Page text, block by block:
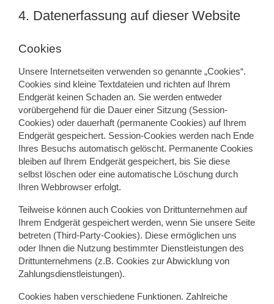
4. Datenerfassung auf dieser Website
Cookies
Unsere Internetseiten verwenden so genannte „Cookies“.
Cookies sind kleine Textdateien und richten auf Ihrem
Endgerät keinen Schaden an. Sie werden entweder
vorübergehend für die Dauer einer Sitzung (Session-
Cookies) oder dauerhaft (permanente Cookies) auf Ihrem
Endgerät gespeichert. Session-Cookies werden nach Ende
Ihres Besuchs automatisch gelöscht. Permanente Cookies
bleiben auf Ihrem Endgerät gespeichert, bis Sie diese
selbst löschen oder eine automatische Löschung durch
Ihren Webbrowser erfolgt.
Teilweise können auch Cookies von Drittunternehmen auf
Ihrem Endgerät gespeichert werden, wenn Sie unsere Seite
betreten (Third-Party-Cookies). Diese ermöglichen uns
oder Ihnen die Nutzung bestimmter Dienstleistungen des
Drittunternehmens (z.B. Cookies zur Abwicklung von
Zahlungsdienstleistungen).
Cookies haben verschiedene Funktionen. Zahlreiche